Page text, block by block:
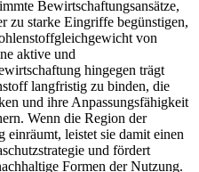
Bewirtschaftungsansätze,
zu starke Eingriffe begünstigen,
von
aktive und
hingegen trägt
langfristig zu binden, die
und ihre Anpassungsfähigkeit
Wenn die Region der
leistet sie damit einen
und fördert
Formen der Nutzung.